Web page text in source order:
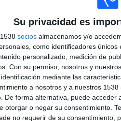
Su privacidad es
socios almacenamos y/o
como identificadores
personalizado, medición de
Con su permiso, nosotros y
mediante las
a nosotros y a nuestros
De forma alternativa, puede
otorgar o negar su consentimiento.
no requerir de su consentimiento,
0
CONSECUTIVOS
DE PAGO